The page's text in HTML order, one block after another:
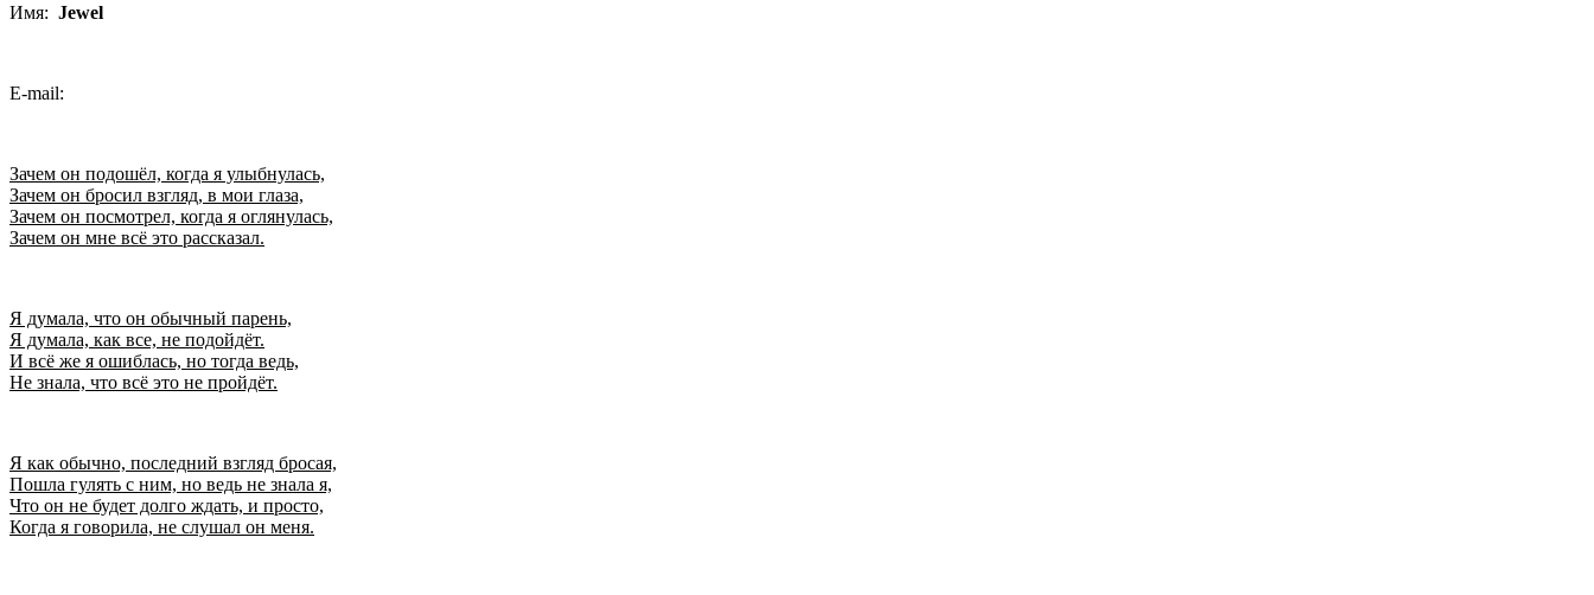
Имя: Jewel
E-mail:
Зачем он подошёл, когда я улыбнулась,
Зачем он бросил взгляд, в мои глаза,
Зачем он посмотрел, когда я оглянулась,
Зачем он мне всё это рассказал.
Я думала, что он обычный парень,
Я думала, как все, не подойдёт.
И всё же я ошиблась, но тогда ведь,
Не знала, что всё это не пройдёт.
Я как обычно, последний взгляд бросая,
Пошла гулять с ним, но ведь не знала я,
Что он не будет долго ждать, и просто,
Когда я говорила, не слушал он меня.